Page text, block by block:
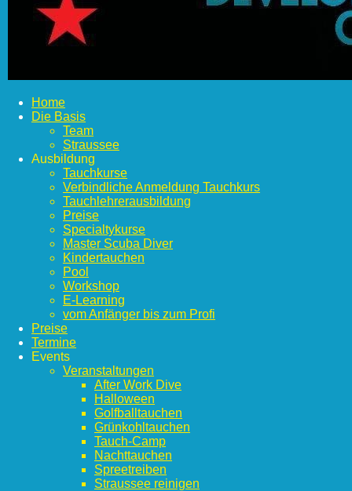
Home
Die Basis
Team
Straussee
Ausbildung
Tauchkurse
Verbindliche Anmeldung Tauchkurs
Tauchlehrerausbildung
Preise
Specialtykurse
Master Scuba Diver
Kindertauchen
Pool
Workshop
E-Learning
vom Anfänger bis zum Profi
Preise
Termine
Events
Veranstaltungen
After Work Dive
Halloween
Golfballtauchen
Grünkohltauchen
Tauch-Camp
Nachttauchen
Spreetreiben
Straussee reinigen